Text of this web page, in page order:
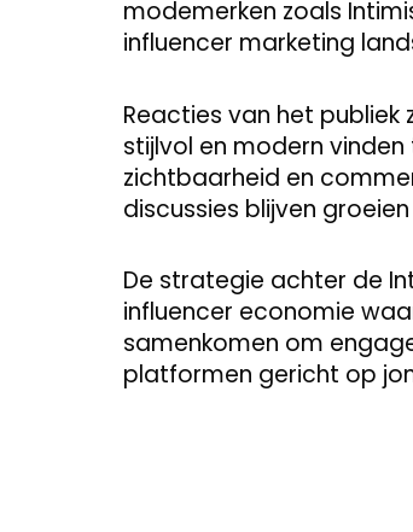
modemerken zoals
influencer marketing
Reacties van het
stijlvol en modern
zichtbaarheid en
discussies blijven
De strategie achter de
influencer economie
samenkomen om
platformen gericht op